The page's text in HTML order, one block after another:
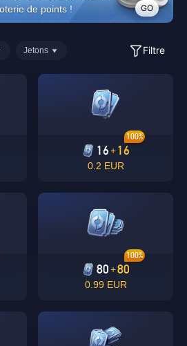
de points !
GO
Jetons Filtre
16+16
100%
0.2 EUR
80+80
100%
0.99 EUR